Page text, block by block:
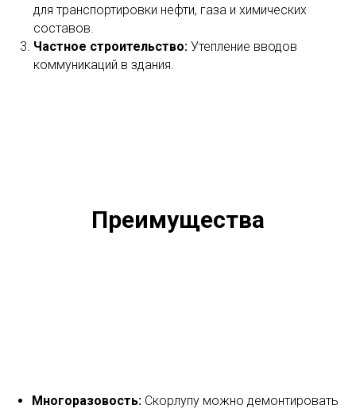
для транспортировки нефти, газа и химических
составов.
Частное строительство: Утепление вводов
коммуникаций в здания.
Преимущества
Многоразовость: Скорлупу можно демонтировать